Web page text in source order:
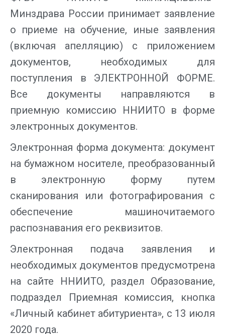
Минздрава России принимает заявление
о приеме на обучение, иные заявления
(включая апелляцию) с приложением
документов, необходимых для
поступления в ЭЛЕКТРОННОЙ ФОРМЕ.
Все документы направляются в
приемную комиссию ННИИТО в форме
электронных документов.
Электронная форма документа: документ
на бумажном носителе, преобразованный
в электронную форму путем
сканирования или фотографирования с
обеспечение машиночитаемого
распознавания его реквизитов.
Электронная подача заявления и
необходимых документов предусмотрена
на сайте ННИИТО, раздел Образование,
подраздел Приемная комиссия, кнопка
«Личный кабинет абитуриента», с 13 июля
2020 года.